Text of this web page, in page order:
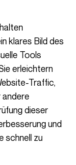
klares Bild des
Tools
erleichtern
Traffic,
dieser
und
schnell zu